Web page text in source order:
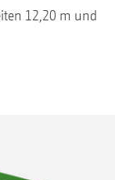
12,20 m und